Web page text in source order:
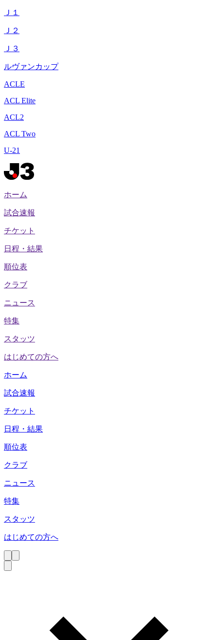
Ｊ１
Ｊ２
Ｊ３
ルヴァンカップ
ACLE
ACL Elite
ACL2
ACL Two
U-21
ホーム
試合速報
チケット
日程・結果
順位表
クラブ
ニュース
特集
スタッツ
はじめての方へ
ホーム
試合速報
チケット
日程・結果
順位表
クラブ
ニュース
特集
スタッツ
はじめての方へ